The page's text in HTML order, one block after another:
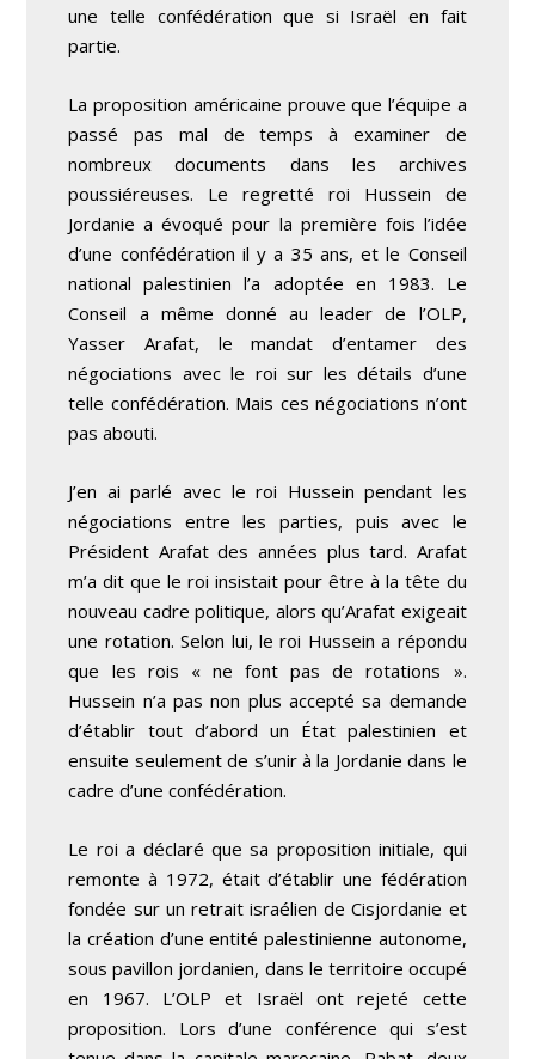
une telle confédération que si Israël en fait
partie.
La proposition américaine prouve que l’équipe a
passé pas mal de temps à examiner de
nombreux documents dans les archives
poussiéreuses. Le regretté roi Hussein de
Jordanie a évoqué pour la première fois l’idée
d’une confédération il y a 35 ans, et le Conseil
national palestinien l’a adoptée en 1983. Le
Conseil a même donné au leader de l’OLP,
Yasser Arafat, le mandat d’entamer des
négociations avec le roi sur les détails d’une
telle confédération. Mais ces négociations n’ont
pas abouti.
J’en ai parlé avec le roi Hussein pendant les
négociations entre les parties, puis avec le
Président Arafat des années plus tard. Arafat
m’a dit que le roi insistait pour être à la tête du
nouveau cadre politique, alors qu’Arafat exigeait
une rotation. Selon lui, le roi Hussein a répondu
que les rois « ne font pas de rotations ».
Hussein n’a pas non plus accepté sa demande
d’établir tout d’abord un État palestinien et
ensuite seulement de s’unir à la Jordanie dans le
cadre d’une confédération.
Le roi a déclaré que sa proposition initiale, qui
remonte à 1972, était d’établir une fédération
fondée sur un retrait israélien de Cisjordanie et
la création d’une entité palestinienne autonome,
sous pavillon jordanien, dans le territoire occupé
en 1967. L’OLP et Israël ont rejeté cette
proposition. Lors d’une conférence qui s’est